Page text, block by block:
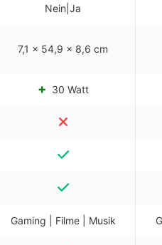
Nein|Ja
7,1 x 54,9 x 8,6 cm
30 Watt
Gaming | Filme | Musik